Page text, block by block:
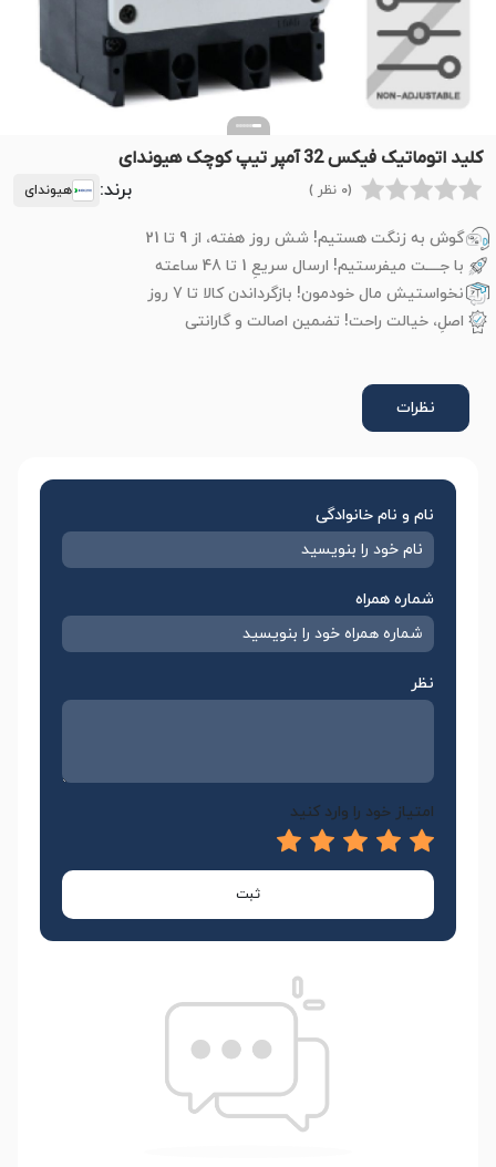
کلید اتوماتیک فیکس 32 آمپر تیپ کوچک هیوندای
(0 نظر ) برند: هیوندای
گوش به زنگت هستیم! شش روز هفته، از 9 تا 21
با جــــت میفرستیم! ارسال سریعِ 1 تا 48 ساعته
نخواستیش مال خودمون! بازگرداندن کالا تا 7 روز
اصلِ، خیالت راحت! تضمین اصالت و گارانتی
نظرات
نام و نام خانوادگی
شماره همراه
نظر
امتیاز خود را وارد کنید
ثبت